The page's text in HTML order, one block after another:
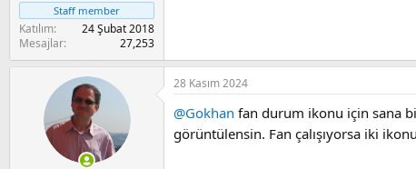
Staff member
Katılım
24 Şubat 2018
Mesajlar
27,253
28 Kasım 2024
@Gokhan fan durum ikonu için sana
görüntülensin. Fan çalışıyorsa iki